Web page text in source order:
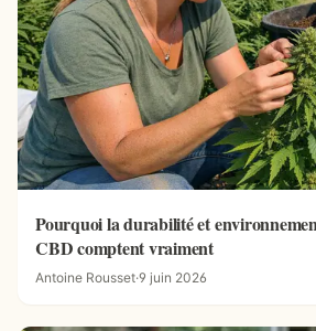
Pourquoi la durabilité et
CBD comptent vraiment
Antoine Rousset·9 juin 2026